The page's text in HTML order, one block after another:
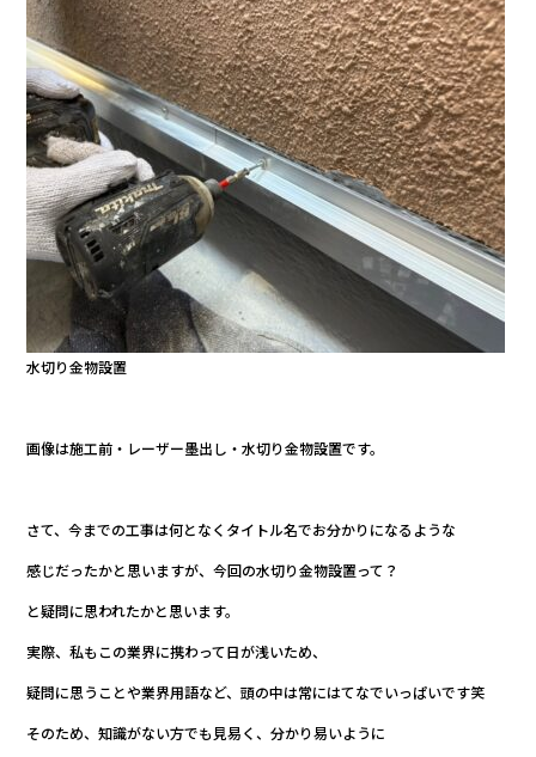
水切り金物設置
画像は施工前・レーザー墨出し・水切り金物設置です。
さて、今までの工事は何となくタイトル名でお分かりになるような
感じだったかと思いますが、今回の水切り金物設置って？
と疑問に思われたかと思います。
実際、私もこの業界に携わって日が浅いため、
疑問に思うことや業界用語など、頭の中は常にはてなでいっぱいです笑
そのため、知識がない方でも見易く、分かり易いように